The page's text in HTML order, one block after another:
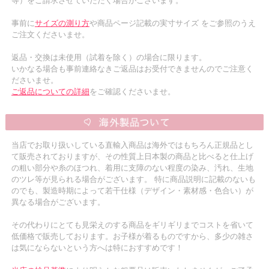
事前にサイズの測り方や商品ページ記載の実寸サイズ をご参照のうえ
ご注文くださいませ。
返品・交換は未使用（試着を除く）の場合に限ります。
いかなる場合も事前連絡なきご返品はお受付できませんのでご注意く
ださいませ。
ご返品についての詳細をご確認くださいませ。
当店でお取り扱いしている直輸入商品は海外ではもちろん正規品とし
て販売されておりますが、その性質上日本製の商品と比べると仕上げ
の粗い部分や糸のほつれ、着用に支障のない程度の染み、汚れ、生地
のツレ等が見られる場合がございます。 特に商品説明に記載のないも
のでも、製造時期によって若干仕様（デザイン・素材感・色合い）が
異なる場合がございます。
その代わりにとても見栄えのする商品をギリギリまでコストを省いて
低価格で販売しております。お子様が着るものですから、多少の雑さ
は気にならないという方へは特におすすめです！